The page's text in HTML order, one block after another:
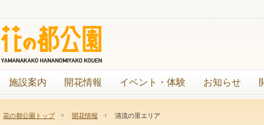
施設案内 開花情報 イベント・体験 お知らせ
花の都公園トップ 開花情報 清流の里エリア